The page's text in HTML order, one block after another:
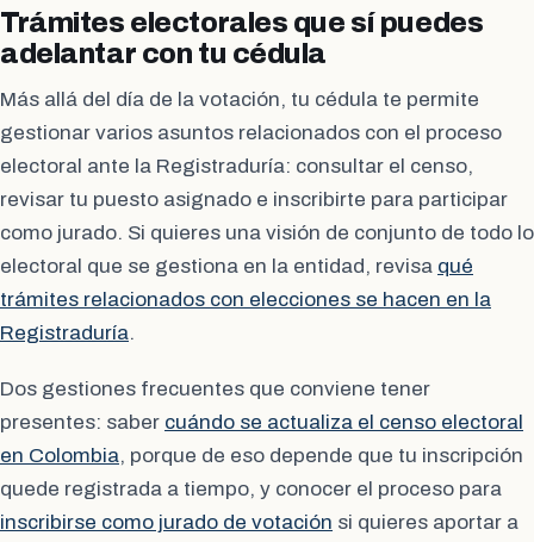
Trámites electorales que sí puedes
adelantar con tu cédula
Más allá del día de la votación, tu cédula te permite
gestionar varios asuntos relacionados con el proceso
electoral ante la Registraduría: consultar el censo,
revisar tu puesto asignado e inscribirte para participar
como jurado. Si quieres una visión de conjunto de todo lo
electoral que se gestiona en la entidad, revisa qué
trámites relacionados con elecciones se hacen en la
Registraduría.
Dos gestiones frecuentes que conviene tener
presentes: saber cuándo se actualiza el censo electoral
en Colombia, porque de eso depende que tu inscripción
quede registrada a tiempo, y conocer el proceso para
inscribirse como jurado de votación si quieres aportar a